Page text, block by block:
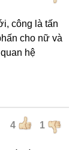
công là tấn
cho nữ và
hệ
4 1